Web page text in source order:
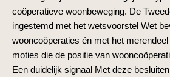
coöperatieve woonbeweging. De
ingestemd met het wetsvoorstel Wet
wooncoöperaties én met het
moties die de positie van
Een duidelijk signaal Met deze